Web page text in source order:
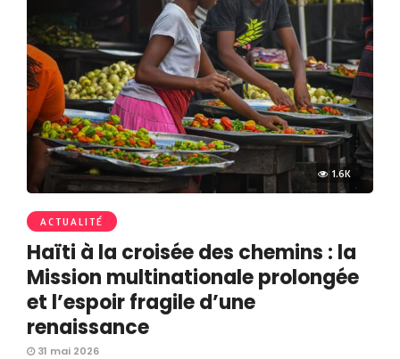
1.6K
ACTUALITÉ
Haïti à la croisée des chemins : la
Mission multinationale prolongée
et l’espoir fragile d’une
renaissance
31 mai 2026